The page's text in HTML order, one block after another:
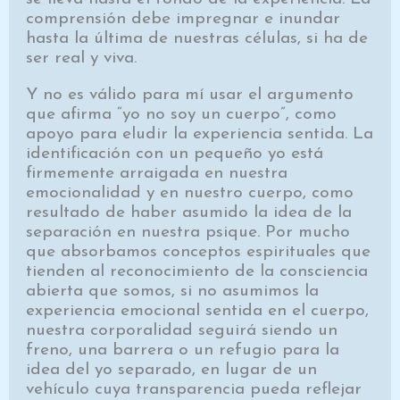
comprensión debe impregnar e inundar
hasta la última de nuestras células, si ha de
ser real y viva.
Y no es válido para mí usar el argumento
que afirma “yo no soy un cuerpo”, como
apoyo para eludir la experiencia sentida. La
identificación con un pequeño yo está
firmemente arraigada en nuestra
emocionalidad y en nuestro cuerpo, como
resultado de haber asumido la idea de la
separación en nuestra psique. Por mucho
que absorbamos conceptos espirituales que
tienden al reconocimiento de la consciencia
abierta que somos, si no asumimos la
experiencia emocional sentida en el cuerpo,
nuestra corporalidad seguirá siendo un
freno, una barrera o un refugio para la
idea del yo separado, en lugar de un
vehículo cuya transparencia pueda reflejar